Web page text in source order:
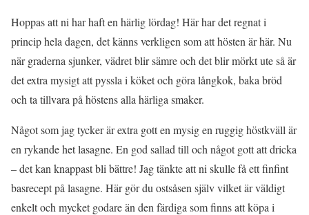
Hoppas att ni har haft en härlig lördag! Här har det regnat i
princip hela dagen, det känns verkligen som att hösten är här. Nu
när graderna sjunker, vädret blir sämre och det blir mörkt ute så är
det extra mysigt att pyssla i köket och göra långkok, baka bröd
och ta tillvara på höstens alla härliga smaker.
Något som jag tycker är extra gott en mysig en ruggig höstkväll är
en rykande het lasagne. En god sallad till och något gott att dricka
– det kan knappast bli bättre! Jag tänkte att ni skulle få ett finfint
basrecept på lasagne. Här gör du ostsåsen själv vilket är väldigt
enkelt och mycket godare än den färdiga som finns att köpa i